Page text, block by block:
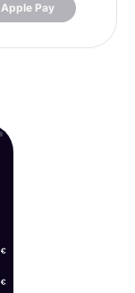
Apple Pay